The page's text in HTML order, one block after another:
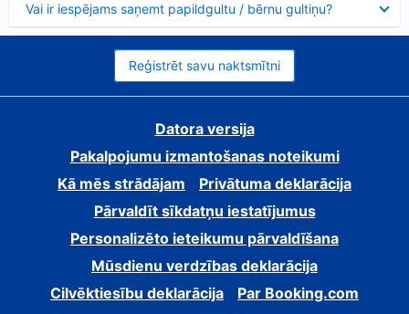
Vai ir iespējams saņemt papildgultu / bērnu gultiņu?
Reģistrēt savu naktsmītni
Datora versija
Pakalpojumu izmantošanas noteikumi
Kā mēs strādājam
Privātuma deklarācija
Pārvaldīt sīkdatņu iestatījumus
Personalizēto ieteikumu pārvaldīšana
Mūsdienu verdzības deklarācija
Cilvēktiesību deklarācija
Par Booking.com